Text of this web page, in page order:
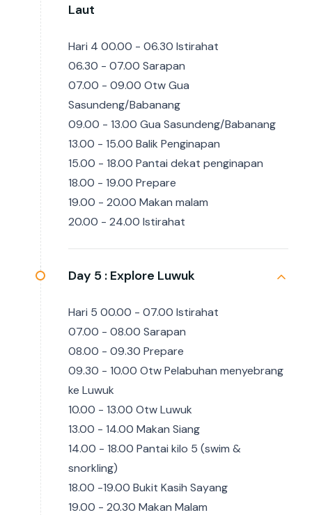
Laut
Hari 4 00.00 - 06.30 Istirahat
06.30 - 07.00 Sarapan
07.00 - 09.00 Otw Gua
Sasundeng/Babanang
09.00 - 13.00 Gua Sasundeng/Babanang
13.00 - 15.00 Balik Penginapan
15.00 - 18.00 Pantai dekat penginapan
18.00 - 19.00 Prepare
19.00 - 20.00 Makan malam
20.00 - 24.00 Istirahat
Day 5 : Explore Luwuk
Hari 5 00.00 - 07.00 Istirahat
07.00 - 08.00 Sarapan
08.00 - 09.30 Prepare
09.30 - 10.00 Otw Pelabuhan menyebrang
ke Luwuk
10.00 - 13.00 Otw Luwuk
13.00 - 14.00 Makan Siang
14.00 - 18.00 Pantai kilo 5 (swim &
snorkling)
18.00 -19.00 Bukit Kasih Sayang
19.00 - 20.30 Makan Malam